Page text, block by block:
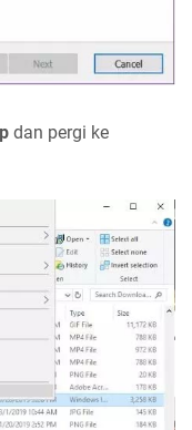
dan pergi ke